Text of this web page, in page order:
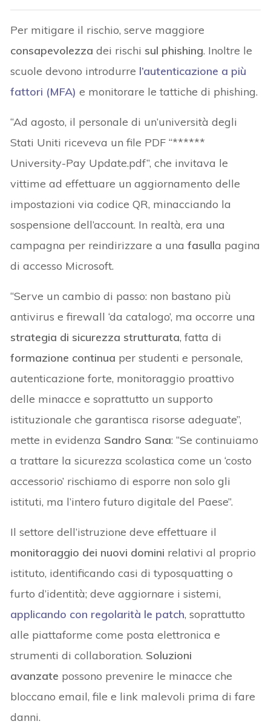
Per mitigare il rischio, serve maggiore
consapevolezza dei rischi sul phishing. Inoltre le
scuole devono introdurre l’autenticazione a più
fattori (MFA) e monitorare le tattiche di phishing.
“Ad agosto, il personale di un’università degli
Stati Uniti riceveva un file PDF “******
University-Pay Update.pdf”, che invitava le
vittime ad effettuare un aggiornamento delle
impostazioni via codice QR, minacciando la
sospensione dell’account. In realtà, era una
campagna per reindirizzare a unafasulla pagina
di accesso Microsoft.
“Serve un cambio di passo: non bastano più
antivirus e firewall ‘da catalogo’, ma occorre una
strategia di sicurezza strutturata, fatta di
formazione continua per studenti e personale,
autenticazione forte, monitoraggio proattivo
delle minacce e soprattutto un supporto
istituzionale che garantisca risorse adeguate”,
mette in evidenza Sandro Sana: “Se continuiamo
a trattare la sicurezza scolastica come un ‘costo
accessorio’ rischiamo di esporre non solo gli
istituti, ma l’intero futuro digitale del Paese”.
Il settore dell’istruzione deve effettuare il
monitoraggio dei nuovi domini relativi al proprio
istituto, identificando casi di typosquatting o
furto d’identità; deve aggiornare i sistemi,
applicando con regolarità le patch, soprattutto
alle piattaforme come posta elettronica e
strumenti di collaboration. Soluzioni
avanzate possono prevenire le minacce che
bloccano email, file e link malevoli prima di fare
danni.